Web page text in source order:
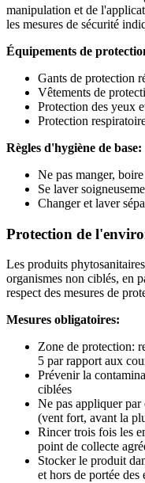
manipulation et de
les mesures de sécurité
Équipements de
Gants de protection
Vêtements de
Protection des yeux
Protection
Règles d'hygiène de base:
Ne pas manger,
Se laver
Changer et laver
Protection de
Les produits
organismes non ciblés, en
respect des mesures de
Mesures obligatoires:
Zone de protection:
5 par rapport aux
Prévenir la
ciblées
Ne pas appliquer
(vent fort, avant la
Rincer trois fois les
point de collecte
Stocker le produit
et hors de portée des